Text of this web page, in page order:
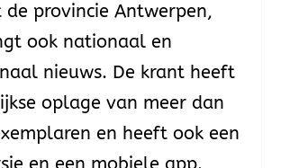
de provincie Antwerpen,
ook nationaal en
nieuws. De krant heeft
oplage van meer dan
en heeft ook een